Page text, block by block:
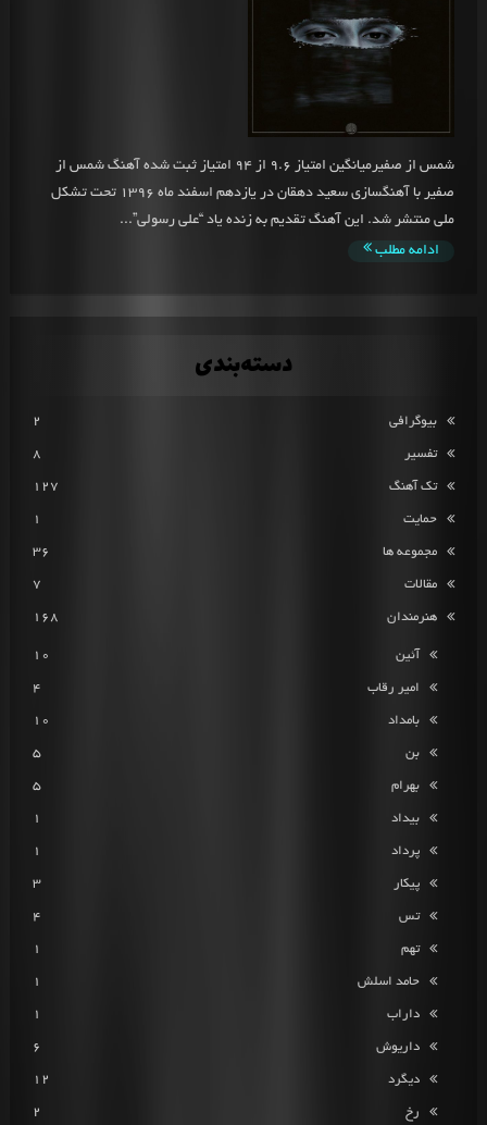
شمس از صفیرمیانگین امتیاز 9.6 از 94 امتیاز ثبت شده آهنگ شمس از
صفیر با آهنگسازی سعید دهقان در یازدهم اسفند ماه 1396 تحت تشکل
ملی منتشر شد. این آهنگ تقدیم به زنده یاد “علی رسولی”...
ادامه مطلب
دسته‌بندی
بیوگرافی 2
تفسیر 8
تک آهنگ 127
حمایت 1
مجموعه ها 36
مقالات 7
هنرمندان 168
آئین 10
امیر رقاب 4
بامداد 10
بن 5
بهرام 5
بیداد 1
پرداد 1
پیکار 3
تس 4
تهم 1
حامد اسلش 1
داراب 1
داریوش 6
دیگرد 12
رخ 2